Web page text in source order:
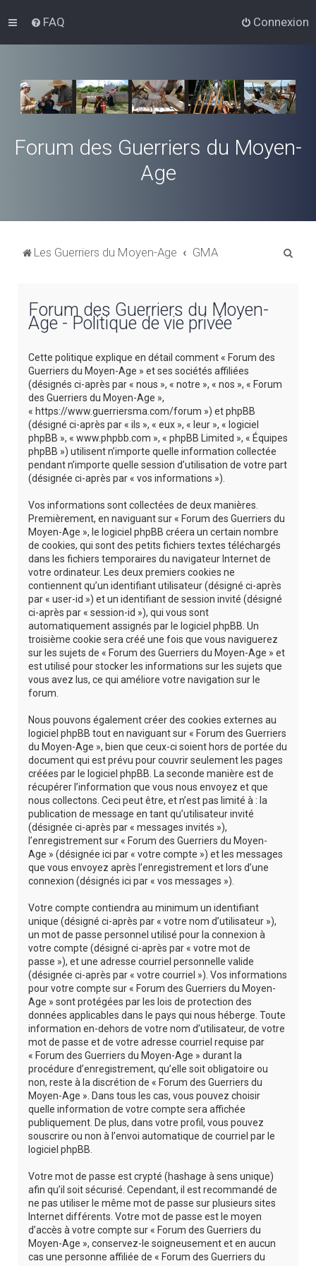
FAQ Connexion
Forum des Guerriers du Moyen-
Age
Les Guerriers du Moyen-Age GMA
Forum des Guerriers du Moyen-
Age - Politique de vie privée
Cette politique explique en détail comment « Forum des
Guerriers du Moyen-Age » et ses sociétés affiliées
(désignés ci-après par « nous », « notre », « nos », « Forum
des Guerriers du Moyen-Age »,
« https://www.guerriersma.com/forum ») et phpBB
(désigné ci-après par « ils », « eux », « leur », « logiciel
phpBB », « www.phpbb.com », « phpBB Limited », « Équipes
phpBB ») utilisent n’importe quelle information collectée
pendant n’importe quelle session d’utilisation de votre part
(désignée ci-après par « vos informations »).
Vos informations sont collectées de deux manières.
Premièrement, en naviguant sur « Forum des Guerriers du
Moyen-Age », le logiciel phpBB créera un certain nombre
de cookies, qui sont des petits fichiers textes téléchargés
dans les fichiers temporaires du navigateur Internet de
votre ordinateur. Les deux premiers cookies ne
contiennent qu’un identifiant utilisateur (désigné ci-après
par « user-id ») et un identifiant de session invité (désigné
ci-après par « session-id »), qui vous sont
automatiquement assignés par le logiciel phpBB. Un
troisième cookie sera créé une fois que vous naviguerez
sur les sujets de « Forum des Guerriers du Moyen-Age » et
est utilisé pour stocker les informations sur les sujets que
vous avez lus, ce qui améliore votre navigation sur le
forum.
Nous pouvons également créer des cookies externes au
logiciel phpBB tout en naviguant sur « Forum des Guerriers
du Moyen-Age », bien que ceux-ci soient hors de portée du
document qui est prévu pour couvrir seulement les pages
créées par le logiciel phpBB. La seconde manière est de
récupérer l’information que vous nous envoyez et que
nous collectons. Ceci peut être, et n’est pas limité à : la
publication de message en tant qu’utilisateur invité
(désignée ci-après par « messages invités »),
l’enregistrement sur « Forum des Guerriers du Moyen-
Age » (désignée ici par « votre compte ») et les messages
que vous envoyez après l’enregistrement et lors d’une
connexion (désignés ici par « vos messages »).
Votre compte contiendra au minimum un identifiant
unique (désigné ci-après par « votre nom d’utilisateur »),
un mot de passe personnel utilisé pour la connexion à
votre compte (désigné ci-après par « votre mot de
passe »), et une adresse courriel personnelle valide
(désignée ci-après par « votre courriel »). Vos informations
pour votre compte sur « Forum des Guerriers du Moyen-
Age » sont protégées par les lois de protection des
données applicables dans le pays qui nous héberge. Toute
information en-dehors de votre nom d’utilisateur, de votre
mot de passe et de votre adresse courriel requise par
« Forum des Guerriers du Moyen-Age » durant la
procédure d’enregistrement, qu’elle soit obligatoire ou
non, reste à la discrétion de « Forum des Guerriers du
Moyen-Age ». Dans tous les cas, vous pouvez choisir
quelle information de votre compte sera affichée
publiquement. De plus, dans votre profil, vous pouvez
souscrire ou non à l’envoi automatique de courriel par le
logiciel phpBB.
Votre mot de passe est crypté (hashage à sens unique)
afin qu’il soit sécurisé. Cependant, il est recommandé de
ne pas utiliser le même mot de passe sur plusieurs sites
Internet différents. Votre mot de passe est le moyen
d’accès à votre compte sur « Forum des Guerriers du
Moyen-Age », conservez-le soigneusement et en aucun
cas une personne affiliée de « Forum des Guerriers du